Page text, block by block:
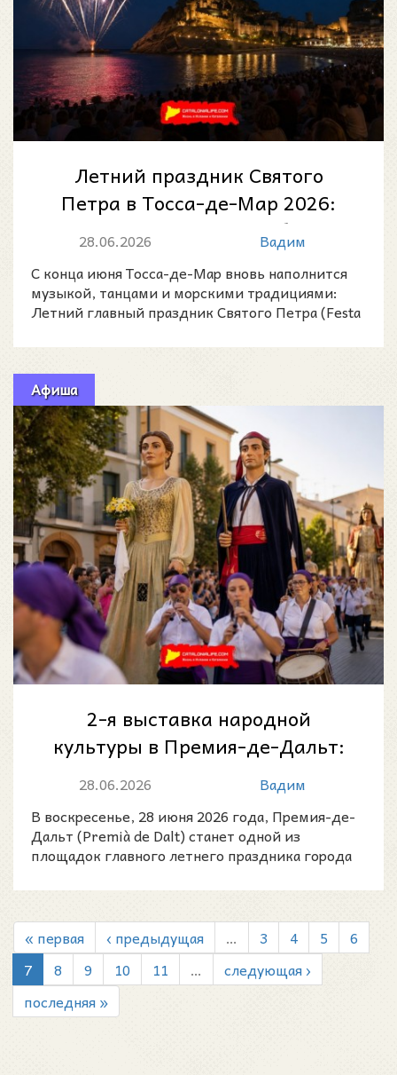
Летний праздник Святого
Петра в Тосса-де-Мар 2026:
10-й фестиваль румбы,
морские традиции...
28.06.2026
Вадим
С конца июня Тосса-де-Мар вновь наполнится
музыкой, танцами и морскими традициями:
Летний главный праздник Святого Петра (Festa
Афиша
2-я выставка народной
культуры в Премия-де-Дальт:
гиганты, шествие и
традиционные танцы на...
28.06.2026
Вадим
В воскресенье, 28 июня 2026 года, Премия-де-
Дальт (Premià de Dalt) станет одной из
площадок главного летнего праздника города
« первая ‹ предыдущая … 3 4 5
6
7
8 9 10 11 …
следующая ›
последняя »